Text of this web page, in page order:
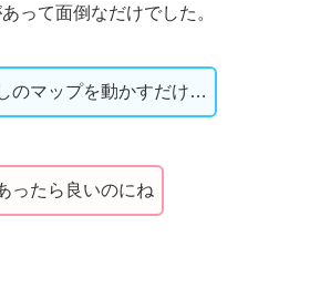
って面倒なだけでした。
のマップを動かすだけ…
ったら良いのにね